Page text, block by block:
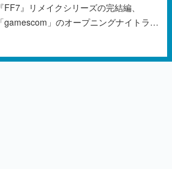
『FF7』リメイクシリーズの完結編、
「gamescom」のオープニングナイトライ